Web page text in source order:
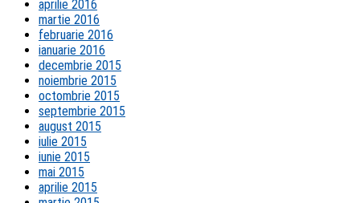
aprilie 2016
martie 2016
februarie 2016
ianuarie 2016
decembrie 2015
noiembrie 2015
octombrie 2015
septembrie 2015
august 2015
iulie 2015
iunie 2015
mai 2015
aprilie 2015